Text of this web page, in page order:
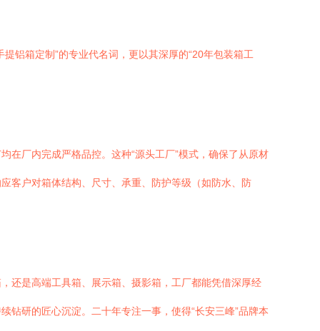
铝箱定制”的专业代名词，更以其深厚的“20年包装箱工
在厂内完成严格品控。这种“源头工厂”模式，确保了从原材
客户对箱体结构、尺寸、承重、防护等级（如防水、防
还是高端工具箱、展示箱、摄影箱，工厂都能凭借深厚经
钻研的匠心沉淀。二十年专注一事，使得“长安三峰”品牌本